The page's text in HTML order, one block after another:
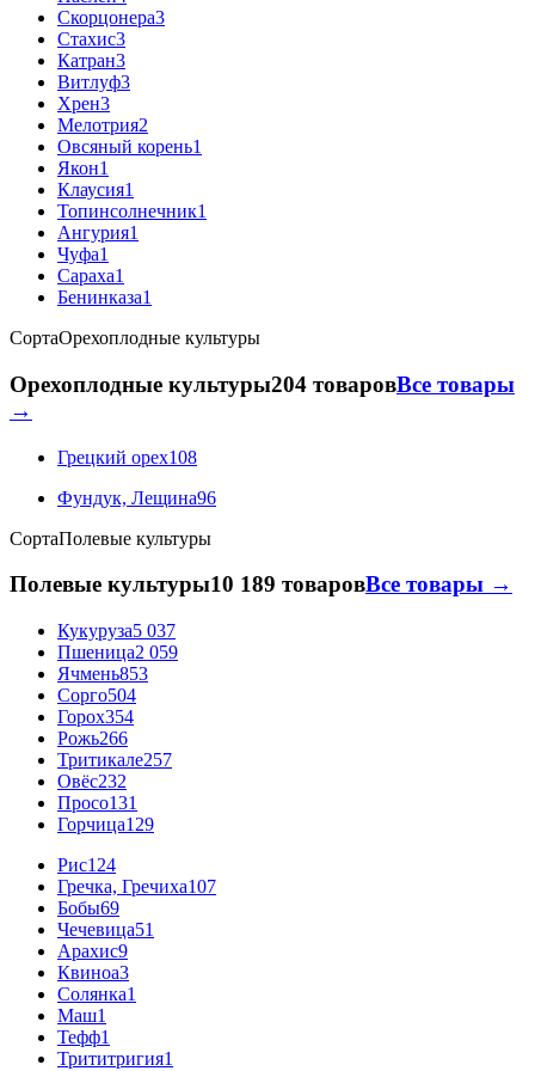
Скорцонера3
Стахис3
Катран3
Витлуф3
Хрен3
Мелотрия2
Овсяный корень1
Якон1
Клаусия1
Топинсолнечник1
Ангурия1
Чуфа1
Сараха1
Бенинказа1
СортаОрехоплодные культуры
Орехоплодные культуры204 товаровВсе товары
→
Грецкий орех108
Фундук, Лещина96
СортаПолевые культуры
Полевые культуры10 189 товаровВсе товары →
Кукуруза5 037
Пшеница2 059
Ячмень853
Сорго504
Горох354
Рожь266
Тритикале257
Овёс232
Просо131
Горчица129
Рис124
Гречка, Гречиха107
Бобы69
Чечевица51
Арахис9
Квиноа3
Солянка1
Маш1
Тефф1
Трититригия1